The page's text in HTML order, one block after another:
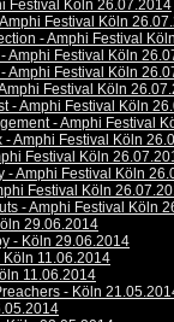
Festival Köln 26.07.2014
Festival Köln
- Amphi Festival
Amphi Festival Köln
Amphi Festival Köln
Festival Köln
- Amphi Festival Köln
- Amphi Festival
- Amphi Festival Köln
Festival Köln
- Amphi Festival Köln
Festival Köln
- Amphi Festival Köln
29.06.2014
- Köln 29.06.2014
Köln 11.06.2014
11.06.2014
- Köln